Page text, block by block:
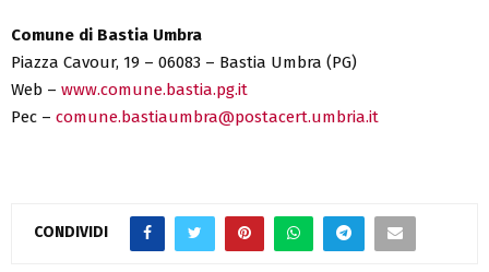
Comune di Bastia Umbra
Piazza Cavour, 19 – 06083 – Bastia Umbra (PG)
Web – www.comune.bastia.pg.it
Pec – comune.bastiaumbra@postacert.umbria.it
CONDIVIDI